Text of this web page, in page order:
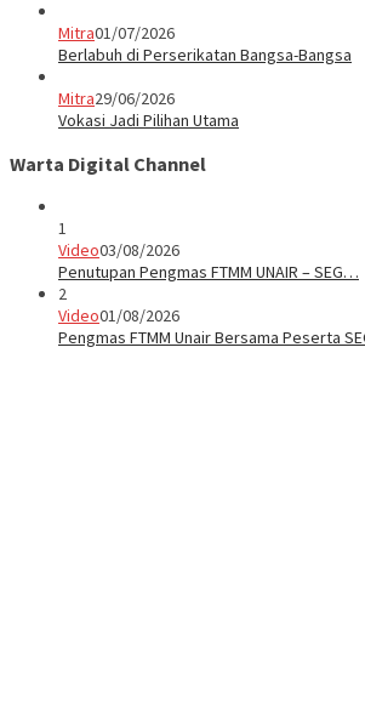
Mitra01/07/2026
Berlabuh di Perserikatan Bangsa-Bangsa
Mitra29/06/2026
Vokasi Jadi Pilihan Utama
Warta Digital Channel
1
Video03/08/2026
Penutupan Pengmas FTMM UNAIR – SEG…
2
Video01/08/2026
Pengmas FTMM Unair Bersama Peserta